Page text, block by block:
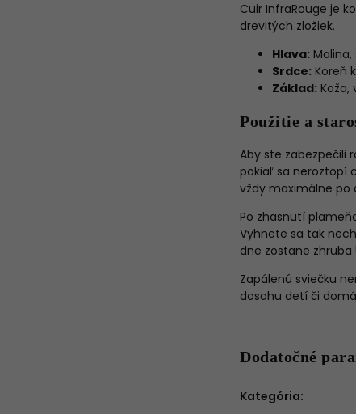
Cuir InfraRouge je
drevitých zložiek.
Hlava:
Srdce: Koreň
Základ: Koža,
Použitie a
Aby ste zabezpečili
pokiaľ sa neroztopí
vždy maximálne po
Po zhasnutí
Vyhnete sa tak
dne zostane
Zapálenú sviečku
dosahu detí či
Dodatočné
Kategória: